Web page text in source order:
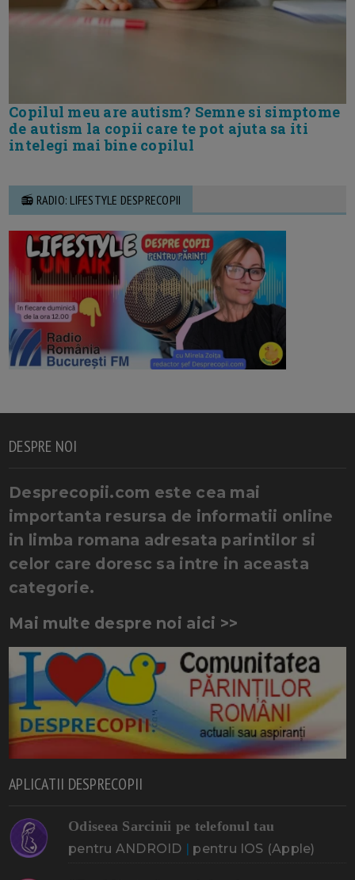
Copilul meu are autism? Semne si simptome
de autism la copii care te pot ajuta sa iti
intelegi mai bine copilul
📻 RADIO: LIFESTYLE DESPRECOPII
DESPRE NOI
Desprecopii.com este cea mai
importanta resursa de informatii online
in limba romana adresata parintilor si
celor care doresc sa intre in aceasta
categorie.
Mai multe despre noi aici >>
APLICATII DESPRECOPII
Odiseea Sarcinii pe telefonul tau
pentru ANDROID pentru IOS (Apple)